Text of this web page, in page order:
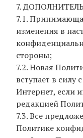
7.
7.1.
изменения в
стороны;
7.2. Новая
вступает в силу
Интернет, если
редакцией
7.3. Все
Политике